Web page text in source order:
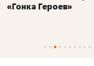
«Гонка Героев»